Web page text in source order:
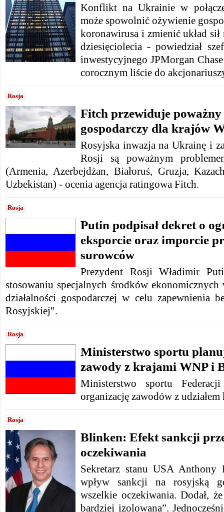
Konflikt na Ukrainie w
może spowolnić ożywienie
koronawirusa i zmienić układ
dziesięciolecia - powiedział
inwestycyjnego JPMorgan
corocznym liście do
Rosja
Fitch przewiduje poważny
gospodarczy dla krajów
Rosyjska inwazja na Ukrainę i
Rosji są poważnym
(Armenia, Azerbejdżan, Białoruś, Gruzja,
Uzbekistan) - ocenia agencja ratingowa Fitch.
Rosja
Putin podpisał dekret o
eksporcie oraz imporcie
surowców
Prezydent Rosji Władimir
stosowaniu specjalnych środków ekonomicznych
działalności gospodarczej w celu zapewnienia
Rosyjskiej".
Rosja
Ministerstwo sportu
zawody z krajami WNP i
Ministerstwo sportu
organizację zawodów z
Rosja
Blinken: Efekt sankcji
oczekiwania
Sekretarz stanu USA Anthony
wpływ sankcji na rosyjską
wszelkie oczekiwania. Dodał,
bardziej izolowana”.